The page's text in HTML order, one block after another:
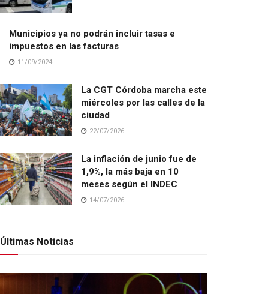
Municipios ya no podrán incluir tasas e
impuestos en las facturas
11/09/2024
La CGT Córdoba marcha este
miércoles por las calles de la
ciudad
22/07/2026
La inflación de junio fue de
1,9%, la más baja en 10
meses según el INDEC
14/07/2026
Últimas Noticias